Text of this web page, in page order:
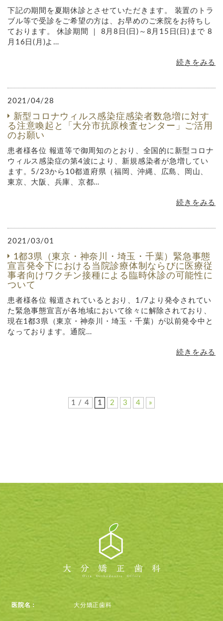
下記の期間を夏期休診とさせていただきます。 装置のトラ
ブル等で受診をご希望の方は、お早めのご来院をお待ちし
ております。 休診期間 ｜ 8月8日(日)～8月15日(日)まで 8
月16日(月)よ…
続きをみる
2021/04/28
新型コロナウィルス感染症感染者数急増に対す
る注意喚起と「大分市抗原検査センター」ご活用
のお願い
患者様各位 報道等で御周知のとおり、全国的に新型コロナ
ウィルス感染症の第4波により、新規感染者が急増してい
ます。5/23から10都道府県（福岡、沖縄、広島、岡山、
東京、大阪、兵庫、京都…
続きをみる
2021/03/01
1都3県（東京・神奈川・埼玉・千葉）緊急事態
宣言発令下における当院診療体制ならびに医療従
事者向けワクチン接種による臨時休診の可能性に
ついて
患者様各位 報道されているとおり、1/7より発令されてい
た緊急事態宣言が各地域において徐々に解除されており、
現在1都3県（東京・神奈川・埼玉・千葉）が以前発令中と
なっております。通院…
続きをみる
1 / 4 1 2 3 4 »
医院名： 大分矯正歯科